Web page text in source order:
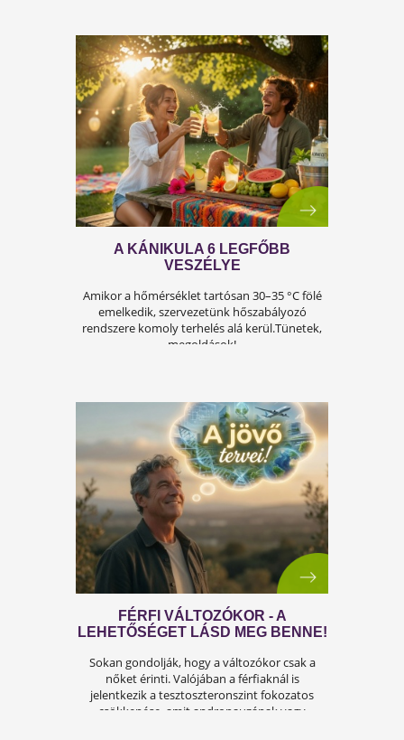
A FÉRFIASSÁG PROBLÉMÁJA:
OKAI, TÜNETEI ÉS LEHETSÉGES
MEGOLDÁSAI
A férfiasság, vagy más néven a szexuális
hanem az önbecsülést is befolyásolja.